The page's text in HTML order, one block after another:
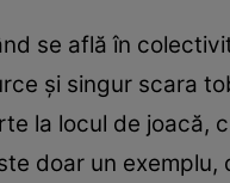
se află în
şi singur scara
la locul de joacă,
doar un